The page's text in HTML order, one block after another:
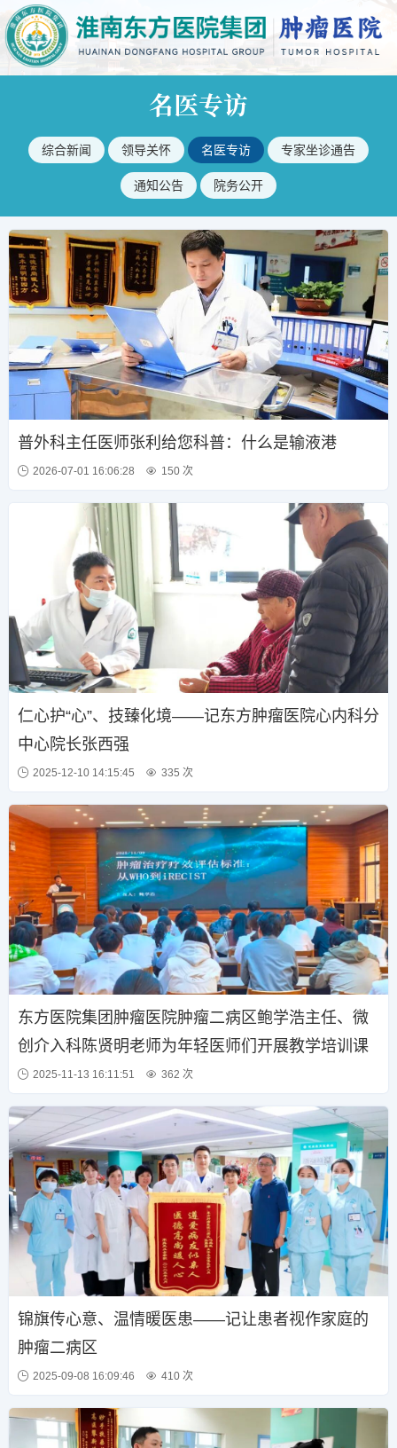
名医专访
综合新闻 领导关怀 名医专访 专家坐诊通告
通知公告 院务公开
普外科主任医师张利给您科普：什么是输液港
2026-07-01 16:06:28 150 次
仁心护“心”、技臻化境——记东方肿瘤医院心内科分
中心院长张西强
2025-12-10 14:15:45 335 次
东方医院集团肿瘤医院肿瘤二病区鲍学浩主任、微
创介入科陈贤明老师为年轻医师们开展教学培训课
2025-11-13 16:11:51 362 次
锦旗传心意、温情暖医患——记让患者视作家庭的
肿瘤二病区
2025-09-08 16:09:46 410 次